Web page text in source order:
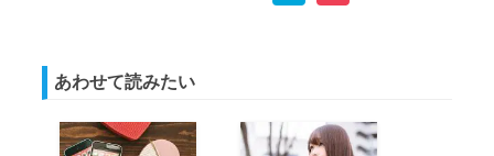
あわせて読みたい